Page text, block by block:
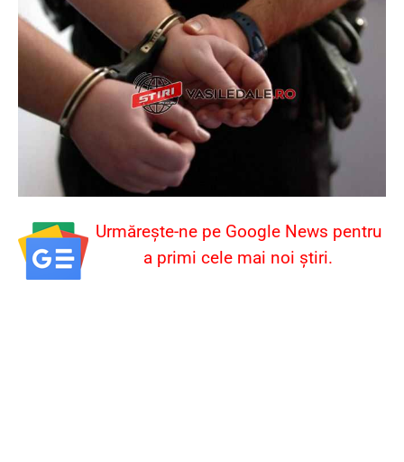
Urmărește-ne pe Google News pentru
a primi cele mai noi știri.